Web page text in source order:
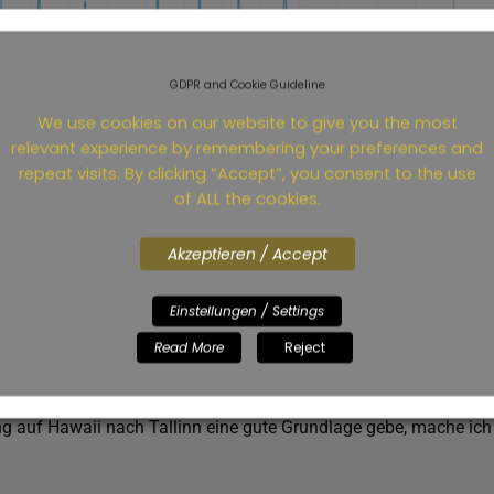
welligeren langem Lauf und einem flachen, langem
um die Wellen auf der Laufstrecke von Tallinn gut
Kilometer 25 deutlich besser und stabiler Laufe als vor 3
Vor allem waren meine zwei längsten Läufe vor Roth
nach Roth und die Regeneration der Beine hat schon
auf Hawaii nach Tallinn eine gute Grundlage gebe, mache
GDPR and Cookie Guideline
We use cookies on our website to give you the most
relevant experience by remembering your preferences and
repeat visits. By clicking “Accept”, you consent to the use
of ALL the cookies.
Akzeptieren / Accept
Einstellungen / Settings
Read More
Reject